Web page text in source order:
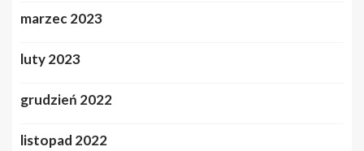
marzec 2023
luty 2023
grudzień 2022
listopad 2022